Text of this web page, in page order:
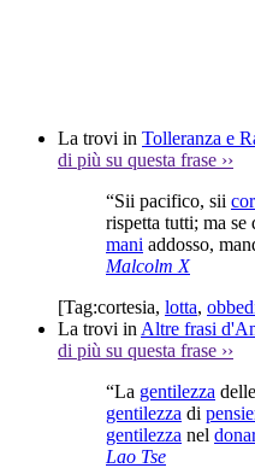
La trovi in Tolleranza e
di più su questa frase ››
“Sii pacifico, sii
rispetta tutti; ma se
mani addosso,
Malcolm X
[Tag:cortesia, lotta,
La trovi in Altre frasi
di più su questa frase ››
“La gentilezza delle
gentilezza di
gentilezza nel
Lao Tse